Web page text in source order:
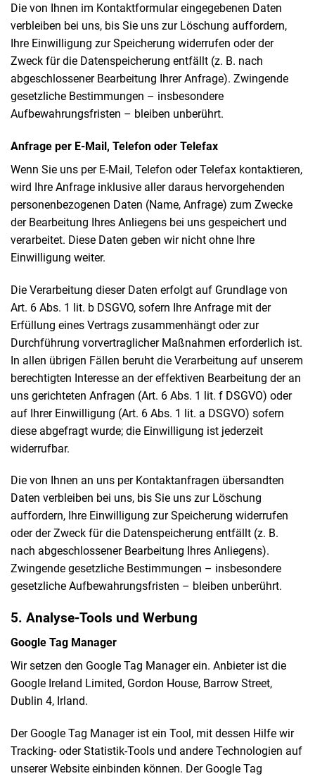
Die von Ihnen im Kontaktformular eingegebenen Daten
verbleiben bei uns, bis Sie uns zur Löschung auffordern,
Ihre Einwilligung zur Speicherung widerrufen oder der
Zweck für die Datenspeicherung entfällt (z. B. nach
abgeschlossener Bearbeitung Ihrer Anfrage). Zwingende
gesetzliche Bestimmungen – insbesondere
Aufbewahrungsfristen – bleiben unberührt.
Anfrage per E-Mail, Telefon oder Telefax
Wenn Sie uns per E-Mail, Telefon oder Telefax kontaktieren,
wird Ihre Anfrage inklusive aller daraus hervorgehenden
personenbezogenen Daten (Name, Anfrage) zum Zwecke
der Bearbeitung Ihres Anliegens bei uns gespeichert und
verarbeitet. Diese Daten geben wir nicht ohne Ihre
Einwilligung weiter.
Die Verarbeitung dieser Daten erfolgt auf Grundlage von
Art. 6 Abs. 1 lit. b DSGVO, sofern Ihre Anfrage mit der
Erfüllung eines Vertrags zusammenhängt oder zur
Durchführung vorvertraglicher Maßnahmen erforderlich ist.
In allen übrigen Fällen beruht die Verarbeitung auf unserem
berechtigten Interesse an der effektiven Bearbeitung der an
uns gerichteten Anfragen (Art. 6 Abs. 1 lit. f DSGVO) oder
auf Ihrer Einwilligung (Art. 6 Abs. 1 lit. a DSGVO) sofern
diese abgefragt wurde; die Einwilligung ist jederzeit
widerrufbar.
Die von Ihnen an uns per Kontaktanfragen übersandten
Daten verbleiben bei uns, bis Sie uns zur Löschung
auffordern, Ihre Einwilligung zur Speicherung widerrufen
oder der Zweck für die Datenspeicherung entfällt (z. B.
nach abgeschlossener Bearbeitung Ihres Anliegens).
Zwingende gesetzliche Bestimmungen – insbesondere
gesetzliche Aufbewahrungsfristen – bleiben unberührt.
5. Analyse-Tools und Werbung
Google Tag Manager
Wir setzen den Google Tag Manager ein. Anbieter ist die
Google Ireland Limited, Gordon House, Barrow Street,
Dublin 4, Irland.
Der Google Tag Manager ist ein Tool, mit dessen Hilfe wir
Tracking- oder Statistik-Tools und andere Technologien auf
unserer Website einbinden können. Der Google Tag